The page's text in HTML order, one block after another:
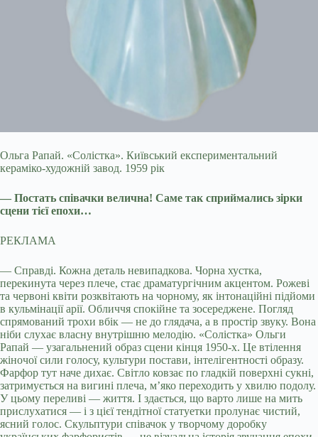
Ольга Рапай. «Солістка». Київський експериментальний
кераміко-художній завод. 1959 рік
— Постать співачки велична! Саме так сприймались зірки
сцени тієї епохи…
РЕКЛАМА
— Справді. Кожна деталь невипадкова. Чорна хустка,
перекинута через плече, стає драматургічним акцентом. Рожеві
та червоні квіти розквітають на чорному, як інтонаційні підйоми
в кульмінації арії. Обличчя спокійне та зосереджене. Погляд
спрямований трохи вбік — не до глядача, а в простір звуку. Вона
ніби слухає власну внутрішню мелодію. «Солістка» Ольги
Рапай — узагальнений образ сцени кінця 1950-х. Це втілення
жіночої сили голосу, культури постави, інтелігентності образу.
Фарфор тут наче дихає. Світло ковзає по гладкій поверхні сукні,
затримується на вигині плеча, м’яко переходить у хвилю подолу.
У цьому переливі — життя. І здається, що варто лише на мить
прислухатися — і з цієї тендітної статуетки пролунає чистий,
ясний голос. Скульптури співачок у творчому доробку